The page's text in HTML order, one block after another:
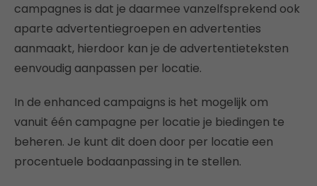
campagnes is dat je daarmee vanzelfsprekend ook
aparte advertentiegroepen en advertenties
aanmaakt, hierdoor kan je de advertentieteksten
eenvoudig aanpassen per locatie.
In de enhanced campaigns is het mogelijk om
vanuit één campagne per locatie je biedingen te
beheren. Je kunt dit doen door per locatie een
procentuele bodaanpassing in te stellen.